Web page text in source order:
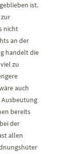
ist.
nicht
an der
handelt die
zu
auch
bereits
der
allen